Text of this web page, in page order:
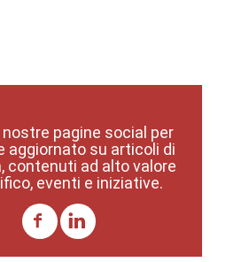
nostre pagine social per
aggiornato su articoli di
contenuti ad alto valore
eventi e iniziative.